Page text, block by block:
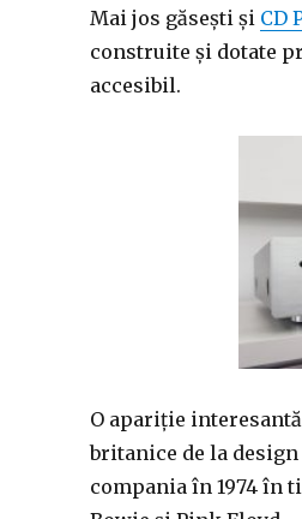
Mai jos găsești și CD
construite și dotate
accesibil.
O apariție
britanice de la
compania în 1974 în